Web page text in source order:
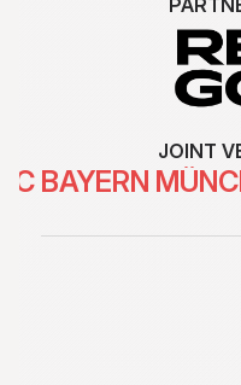
JOINT
BAYERN